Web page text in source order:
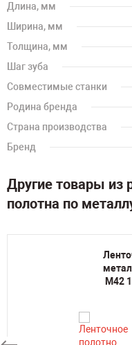
Длина, мм
Ширина, мм
Толщина, мм
Шаг зуба
Совместимые станки
Родина бренда
Страна производства
Бренд
Другие товары из
полотна по
M42